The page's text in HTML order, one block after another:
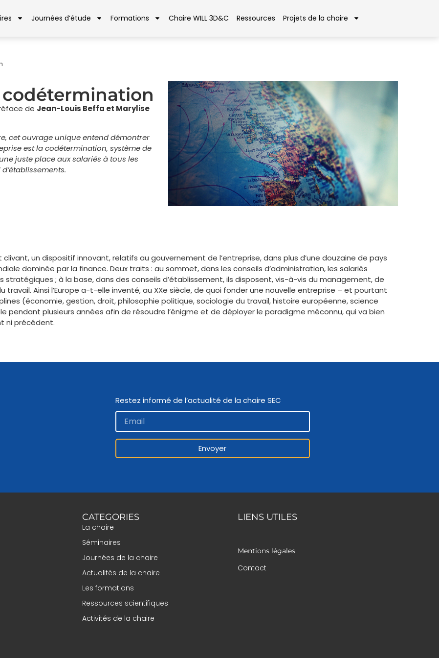
Journées d’étude Formations Chaire WILL 3D&C Ressources Projets de la chaire
codétermination
de Jean-Louis Beffa et Marylise
cet ouvrage unique entend démontrer
est la codétermination, système de
juste place aux salariés à tous les
un dispositif innovant, relatifs au gouvernement de l’entreprise, dans plus d’une douzaine de pays
dominée par la finance. Deux traits : au sommet, dans les conseils d’administration, les salariés
; à la base, dans des conseils d’établissement, ils disposent, vis-à-vis du management, de
travail. Ainsi l’Europe a-t-elle inventé, au XXe siècle, de quoi fonder une nouvelle entreprise – et pourtant
(économie, gestion, droit, philosophie politique, sociologie du travail, histoire européenne, science
plusieurs années afin de résoudre l’énigme et de déployer le paradigme méconnu, qui va bien
ni précédent.
Restez informé de l’actualité de la chaire SEC
Envoyer
CATEGORIES
La chaire
Séminaires
Journées de la chaire
Actualités de la chaire
Les formations
Ressources scientifiques
Activités de la chaire
LIENS UTILES
Mentions légales
Contact